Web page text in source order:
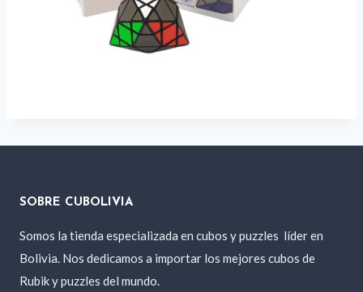
SOBRE CUBOLIVIA
Somos la tienda especializada en cubos y puzzles líder en
Bolivia. Nos dedicamos a importar los mejores cubos de
Rubik y puzzles del mundo.